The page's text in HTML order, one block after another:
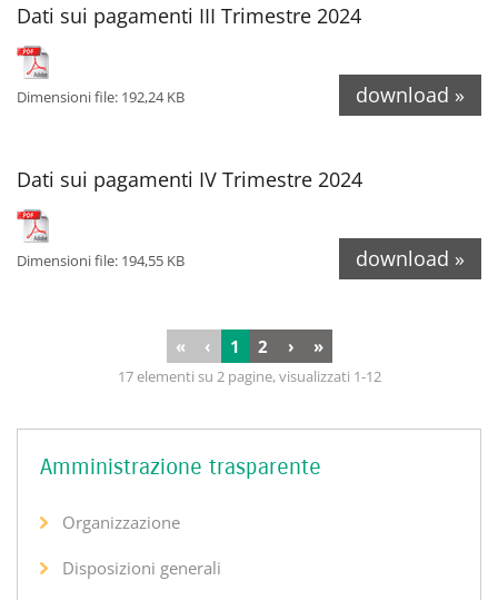
Dati sui pagamenti III Trimestre 2024
Dimensioni file: 192,24 KB download »
Dati sui pagamenti IV Trimestre 2024
Dimensioni file: 194,55 KB download »
« ‹ 1 2 › »
17 elementi su 2 pagine, visualizzati 1-12
Amministrazione trasparente
Organizzazione
Disposizioni generali